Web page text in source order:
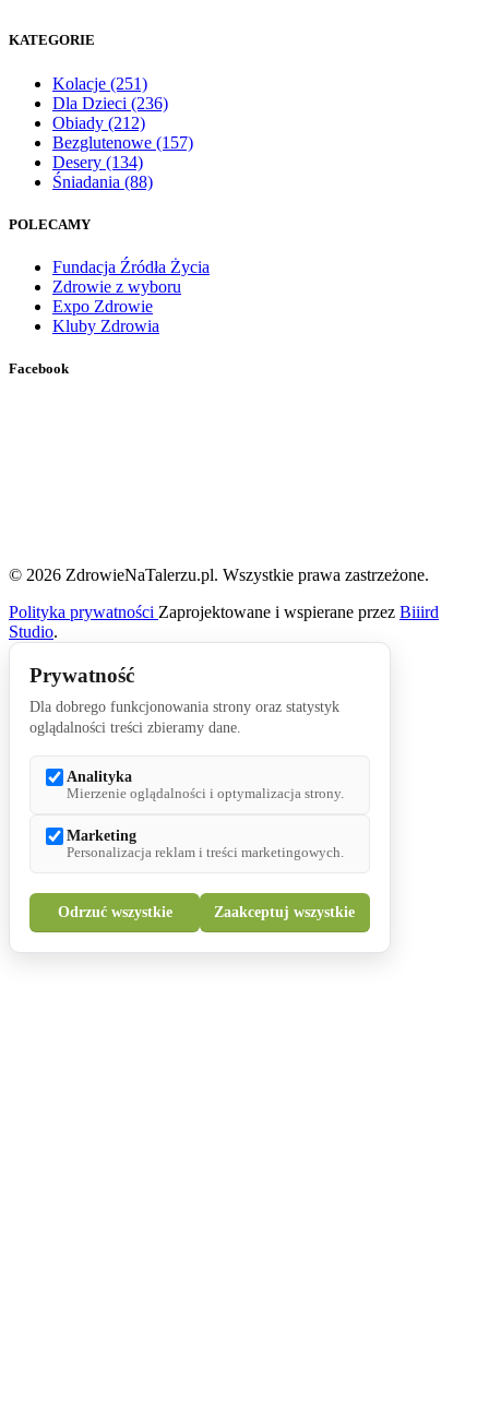
KATEGORIE
Kolacje (251)
Dla Dzieci (236)
Obiady (212)
Bezglutenowe (157)
Desery (134)
Śniadania (88)
POLECAMY
Fundacja Źródła Życia
Zdrowie z wyboru
Expo Zdrowie
Kluby Zdrowia
Facebook
© 2026 ZdrowieNaTalerzu.pl. Wszystkie prawa zastrzeżone.
Polityka prywatności Zaprojektowane i wspierane przez Biiird
Studio.
Prywatność
Dla dobrego funkcjonowania strony oraz statystyk
oglądalności treści zbieramy dane.
Analityka
Mierzenie oglądalności i optymalizacja strony.
Marketing
Personalizacja reklam i treści marketingowych.
Odrzuć wszystkie Zaakceptuj wszystkie